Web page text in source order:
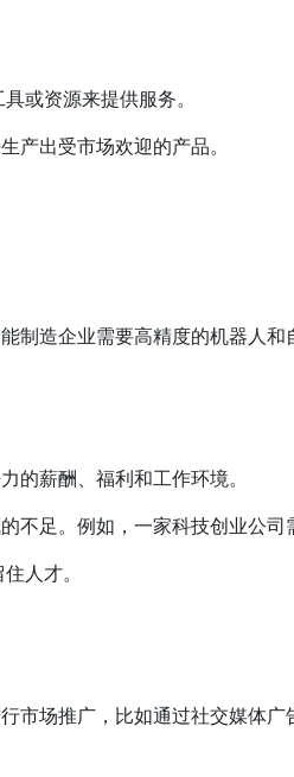
或资源来提供服务。
产出受市场欢迎的产品。
造企业需要高精度的机器人和
的薪酬、福利和工作环境。
足。例如，一家科技创业公司
人才。
场推广，比如通过社交媒体广